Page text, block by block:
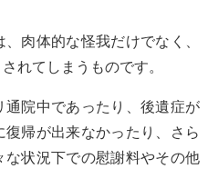
肉体的な怪我だけでなく、
れてしまうものです。
通院中であったり、後遺症が
帰が出来なかったり、さら
な状況下での慰謝料やその他